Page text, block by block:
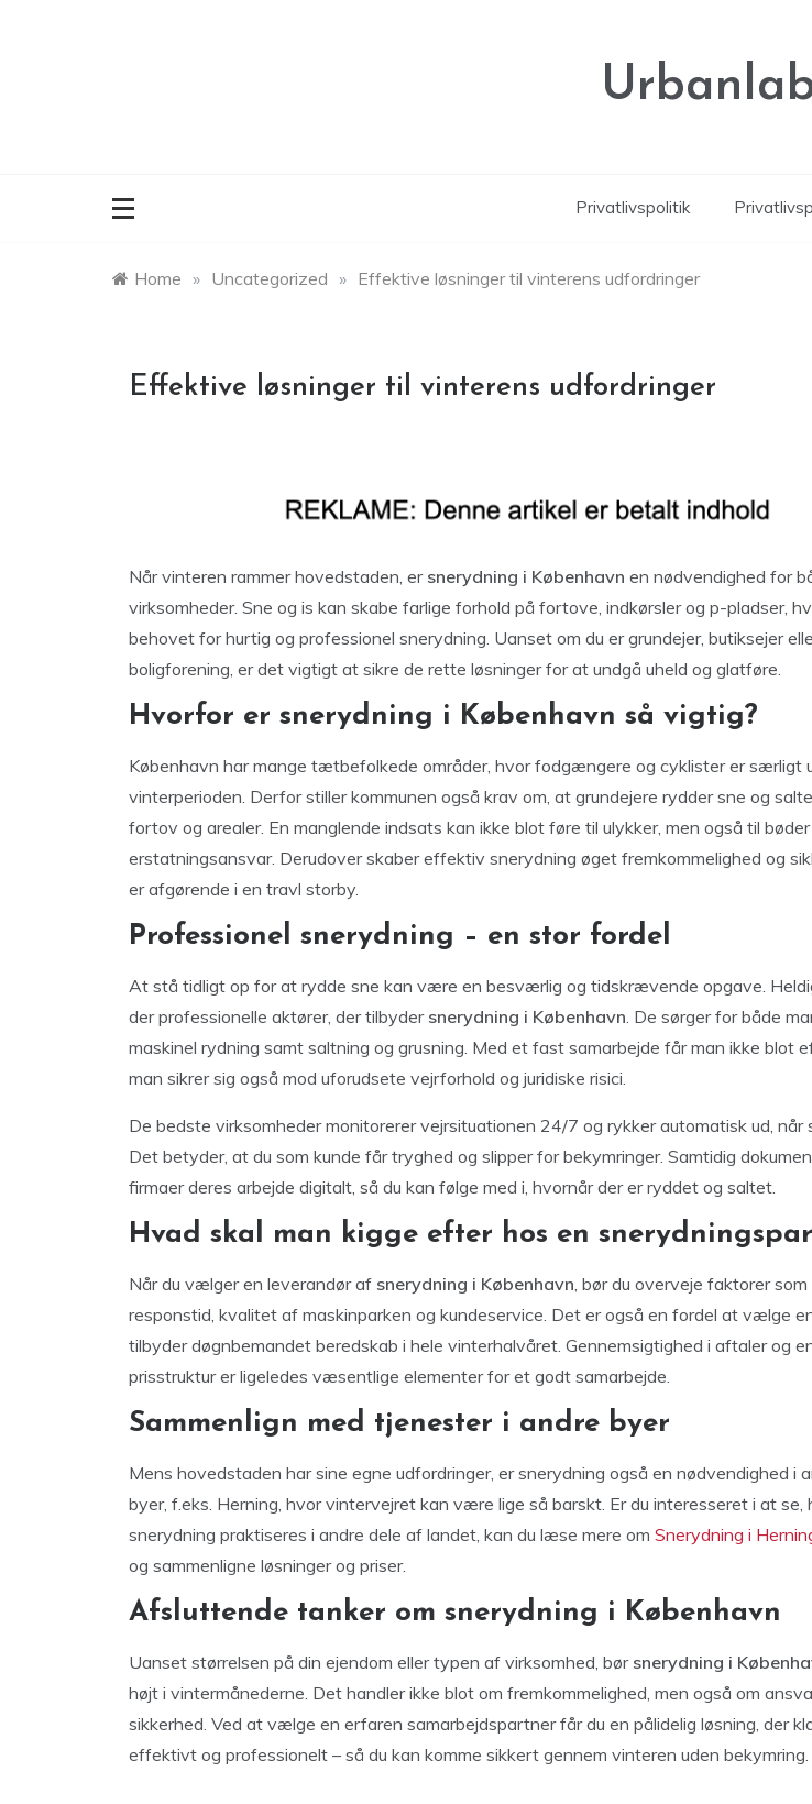
Privatlivspolitik
Home » Uncategorized » Effektive løsninger til vinterens udfordringer
Effektive løsninger til vinterens udfordringer
Når vinteren rammer hovedstaden, er snerydning i København en nødvendighed for
virksomheder. Sne og is kan skabe farlige forhold på fortove, indkørsler og p-pladser,
behovet for hurtig og professionel snerydning. Uanset om du er grundejer, butiksejer
boligforening, er det vigtigt at sikre de rette løsninger for at undgå uheld og glatføre.
Hvorfor er snerydning i København så vigtig?
København har mange tætbefolkede områder, hvor fodgængere og cyklister er særligt
vinterperioden. Derfor stiller kommunen også krav om, at grundejere rydder sne og
fortov og arealer. En manglende indsats kan ikke blot føre til ulykker, men også til
erstatningsansvar. Derudover skaber effektiv snerydning øget fremkommelighed og
er afgørende i en travl storby.
Professionel snerydning – en stor fordel
At stå tidligt op for at rydde sne kan være en besværlig og tidskrævende opgave.
der professionelle aktører, der tilbyder snerydning i København. De sørger for både
maskinel rydning samt saltning og grusning. Med et fast samarbejde får man ikke blot
man sikrer sig også mod uforudsete vejrforhold og juridiske risici.
De bedste virksomheder monitorerer vejrsituationen 24/7 og rykker automatisk ud, når
Det betyder, at du som kunde får tryghed og slipper for bekymringer. Samtidig
firmaer deres arbejde digitalt, så du kan følge med i, hvornår der er ryddet og saltet.
Hvad skal man kigge efter hos en
Når du vælger en leverandør af snerydning i København, bør du overveje faktorer som
responstid, kvalitet af maskinparken og kundeservice. Det er også en fordel at vælge
tilbyder døgnbemandet beredskab i hele vinterhalvåret. Gennemsigtighed i aftaler og
prisstruktur er ligeledes væsentlige elementer for et godt samarbejde.
Sammenlign med tjenester i andre byer
Mens hovedstaden har sine egne udfordringer, er snerydning også en nødvendighed i
byer, f.eks. Herning, hvor vintervejret kan være lige så barskt. Er du interesseret i at se,
snerydning praktiseres i andre dele af landet, kan du læse mere om Snerydning i
og sammenligne løsninger og priser.
Afsluttende tanker om snerydning i København
Uanset størrelsen på din ejendom eller typen af virksomhed, bør snerydning i
højt i vintermånederne. Det handler ikke blot om fremkommelighed, men også om
sikkerhed. Ved at vælge en erfaren samarbejdspartner får du en pålidelig løsning, der
effektivt og professionelt – så du kan komme sikkert gennem vinteren uden bekymring.